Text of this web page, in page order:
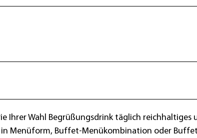
Ihrer Wahl Begrüßungsdrink täglich reichhaltiges
Menüform, Buffet-Menükombination oder Buffet